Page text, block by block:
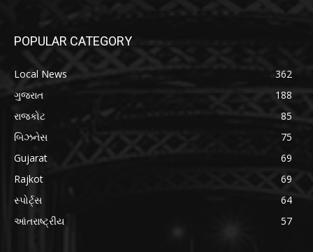
POPULAR CATEGORY
Local News
362
ગુજરાત
188
રાજકોટ
85
બિઝનેસ
75
Gujarat
69
Rajkot
69
સ્પોર્ટ્સ
64
આંતરાષ્ટ્રીય
57